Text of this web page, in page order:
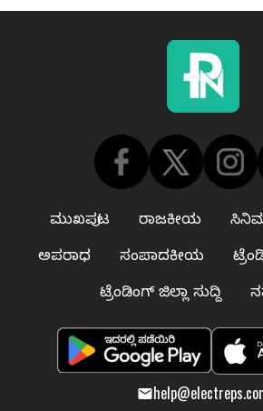
ಮುಖಪುಟ ರಾಜಕೀಯ
ಅಪರಾಧ
ಸಂಪಾದಕೀಯ
ಟ್ರೆಂಡಿಂಗ್ ಜಿಲ್ಲಾ ಸುದ್ದಿ